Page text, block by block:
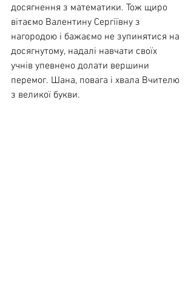
досягнення з математики. Тож щиро
вітаємо Валентину Сергіївну з
нагородою і бажаємо не зупинятися на
досягнутому, надалі навчати своїх
учнів упевнено долати вершини
перемог. Шана, повага і хвала Вчителю
з великої букви.